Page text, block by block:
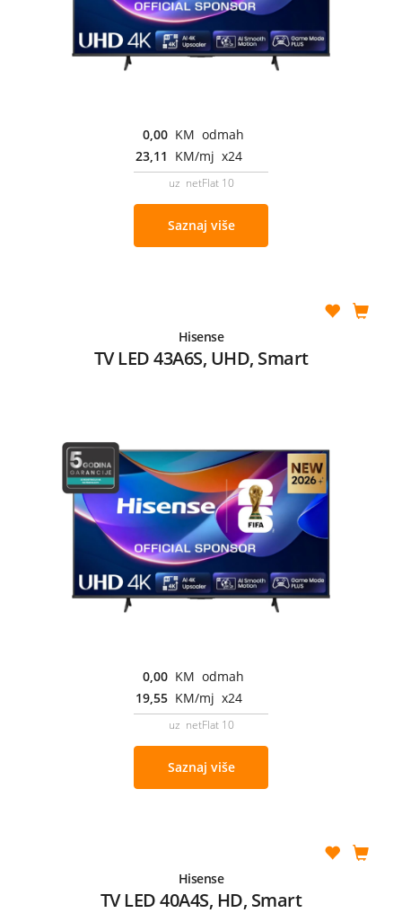
0,00 KM odmah
23,11 KM/mj x24
uz netFlat 10
Saznaj više
Hisense
TV LED 43A6S, UHD, Smart
0,00 KM odmah
19,55 KM/mj x24
uz netFlat 10
Saznaj više
Hisense
TV LED 40A4S, HD, Smart